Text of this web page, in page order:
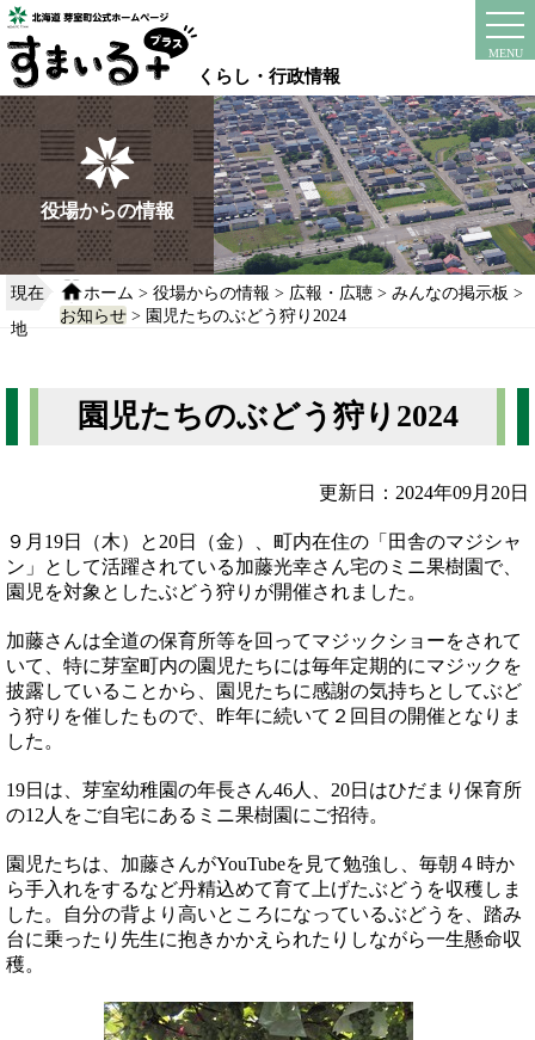
本
文
へ
移
動
る
くらし・行政情報
MENU
instagram
役場からの情報
現在
地
ホーム >役場からの情報 > 広報・広聴 >みんなの掲示板 >
お知らせ > 園児たちのぶどう狩り2024
園児たちのぶどう狩り2024
更新日：2024年09月20日
９月19日（木）と20日（金）、町内在住の「田舎のマジシャ
ン」として活躍されている加藤光幸さん宅のミニ果樹園で、
園児を対象としたぶどう狩りが開催されました。
加藤さんは全道の保育所等を回ってマジックショーをされて
いて、特に芽室町内の園児たちには毎年定期的にマジックを
披露していることから、園児たちに感謝の気持ちとしてぶど
う狩りを催したもので、昨年に続いて２回目の開催となりま
した。
19日は、芽室幼稚園の年長さん46人、20日はひだまり保育所
の12人をご自宅にあるミニ果樹園にご招待。
園児たちは、加藤さんがYouTubeを見て勉強し、毎朝４時か
ら手入れをするなど丹精込めて育て上げたぶどうを収穫しま
した。自分の背より高いところになっているぶどうを、踏み
台に乗ったり先生に抱きかかえられたりしながら一生懸命収
穫。